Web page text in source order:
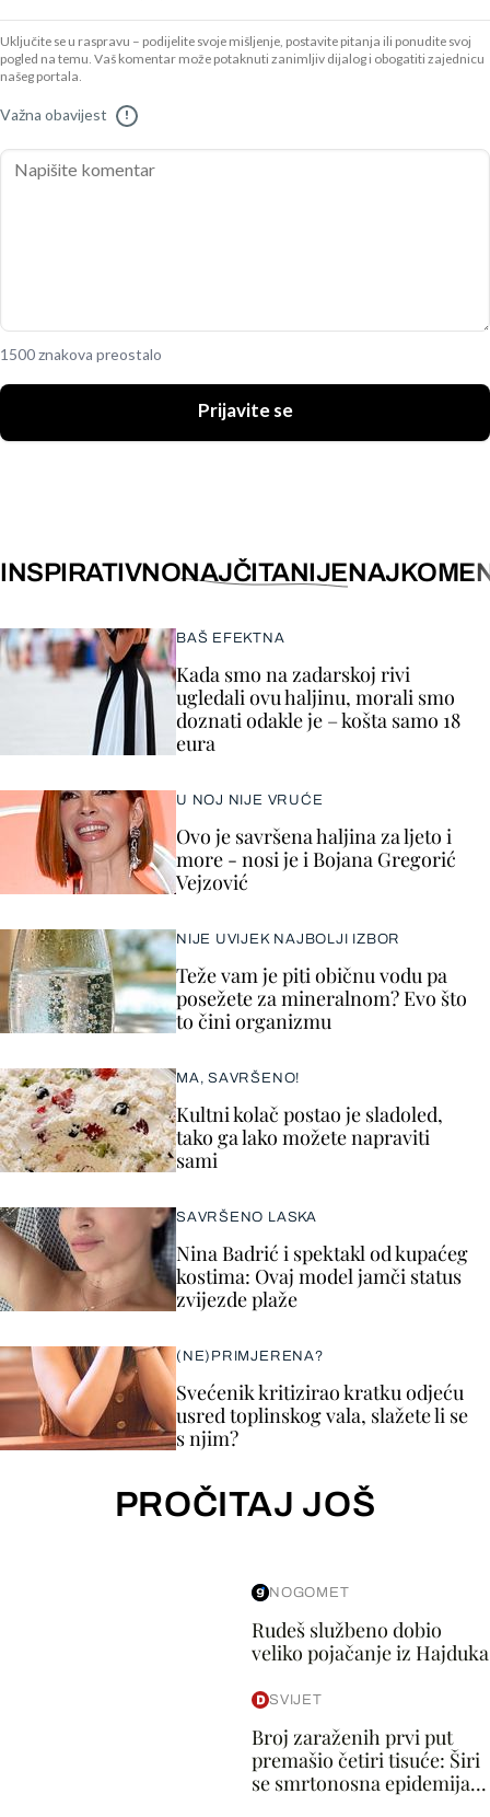
Uključite se u raspravu – podijelite svoje mišljenje, postavite pitanja ili ponudite svoj
pogled na temu. Vaš komentar može potaknuti zanimljiv dijalog i obogatiti zajednicu
našeg portala.
Važna obavijest !
1500 znakova preostalo
Prijavite se
INSPIRATIVNONAJČITANIJE
BAŠ EFEKTNA
Kada smo na zadarskoj rivi
ugledali ovu haljinu, morali smo
doznati odakle je – košta samo 18
eura
U NOJ NIJE VRUĆE
Ovo je savršena haljina za ljeto i
more - nosi je i Bojana Gregorić
Vejzović
NIJE UVIJEK NAJBOLJI IZBOR
Teže vam je piti običnu vodu pa
posežete za mineralnom? Evo što
to čini organizmu
MA, SAVRŠENO!
Kultni kolač postao je sladoled,
tako ga lako možete napraviti
sami
SAVRŠENO LASKA
Nina Badrić i spektakl od kupaćeg
kostima: Ovaj model jamči status
zvijezde plaže
(NE)PRIMJERENA?
Svećenik kritizirao kratku odjeću
usred toplinskog vala, slažete li se
s njim?
PROČITAJ JOŠ
NOGOMET
Rudeš službeno dobio
veliko pojačanje iz Hajduka
SVIJET
Broj zaraženih prvi put
premašio četiri tisuće: Širi
se smrtonosna epidemija...